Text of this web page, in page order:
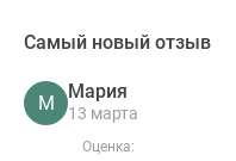
Самый новый отзыв
М
Мария
13 марта
Оценка: